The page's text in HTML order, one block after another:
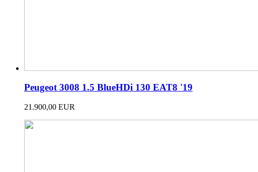
Peugeot 3008 1.5 BlueHDi 130 EAT8 '19
21.900,00 EUR